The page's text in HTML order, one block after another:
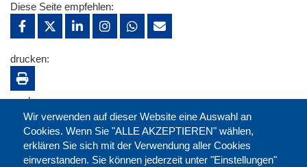
Wir verwenden auf dieser Website eine Auswahl an
Cookies. Wenn Sie "ALLE AKZEPTIEREN" wählen,
erklären Sie sich mit der Verwendung aller Cookies
einverstanden. Sie können jederzeit unter "Einstellungen"
Diese Seite empfehlen:
drucken:
merken: